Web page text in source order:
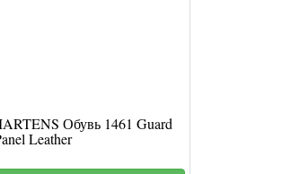
Обувь 1461 Guard
Leather